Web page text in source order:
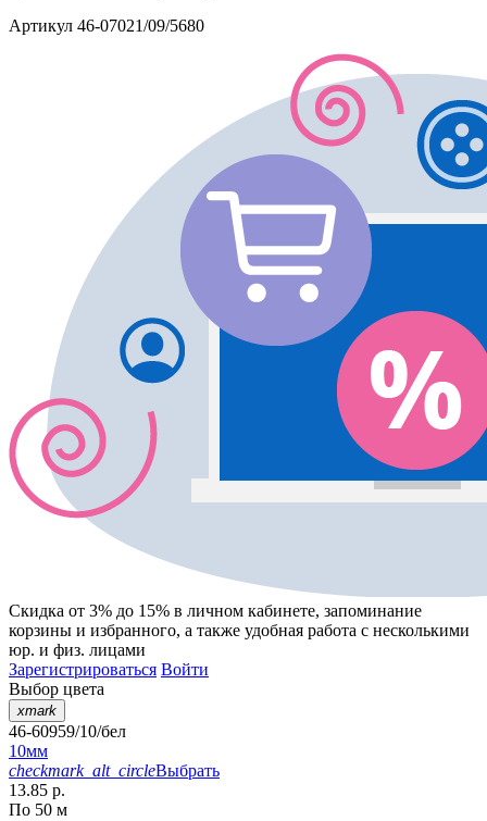
Артикул 46-07021/09/5680
Скидка от 3% до 15% в личном кабинете, запоминание
корзины и избранного, а также удобная работа с несколькими
юр. и физ. лицами
Зарегистрироваться Войти
Выбор цвета
xmark
46-60959/10/бел
10мм
checkmark_alt_circleВыбрать
13.85 р.
По 50 м